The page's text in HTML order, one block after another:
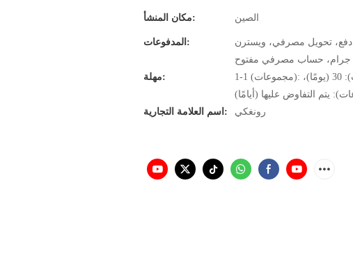
مكان المنشأ: الصين
المدفوعات:
دفع، تحويل مصرفي، ويسترن
جرام، حساب مصرفي مفتوح
مهلة:
1-1 (مجموعات): 15 (يومًا)، 2-3 (مجموعات): 25 (يومًا)، 4-5 (مجموعات): 30 (يومًا)،
اسم العلامة التجارية:
رونغكي